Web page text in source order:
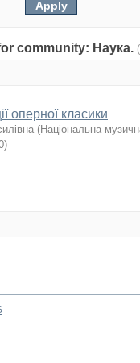
community: Наука.
оперної класики
(Національна
)